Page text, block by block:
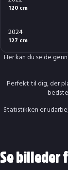
120 cm
2024
127 cm
Her kan du se de
Perfekt til dig, der
Statistikken er
Se billeder